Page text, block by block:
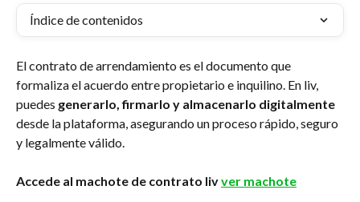
Índice de contenidos
El contrato de arrendamiento es el documento que
formaliza el acuerdo entre propietario e inquilino. En liv,
puedes generarlo, firmarlo y almacenarlo digitalmente
desde la plataforma, asegurando un proceso rápido, seguro
y legalmente válido.
Accede al machote de contrato liv ver machote